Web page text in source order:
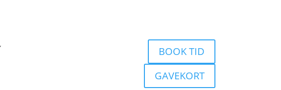
BOOK TID
GAVEKORT